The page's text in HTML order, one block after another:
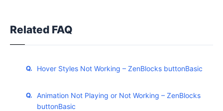
Related FAQ
Hover Styles Not Working – ZenBlocks buttonBasic
Animation Not Playing or Not Working – ZenBlocks
buttonBasic